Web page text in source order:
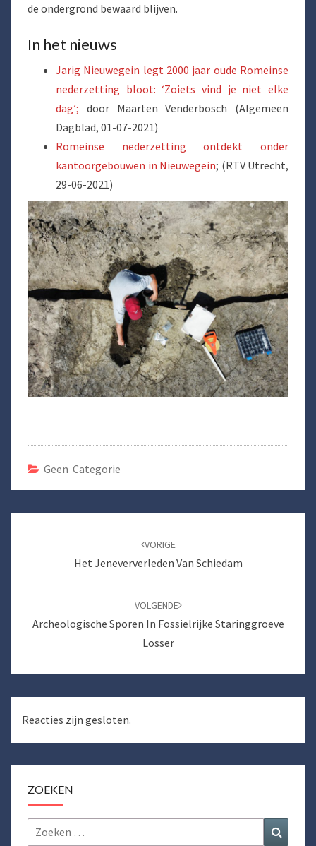
de ondergrond bewaard blijven.
In het nieuws
Jarig Nieuwegein legt 2000 jaar oude Romeinse
nederzetting bloot: ‘Zoiets vind je niet elke
dag’; door Maarten Venderbosch (Algemeen
Dagblad, 01-07-2021)
Romeinse nederzetting ontdekt onder
kantoorgebouwen in Nieuwegein; (RTV Utrecht,
29-06-2021)
Geen Categorie
VORIGE
Het Jeneververleden Van Schiedam
VOLGENDE
Archeologische Sporen In Fossielrijke Staringgroeve
Losser
Reacties zijn gesloten.
ZOEKEN
Zoeken